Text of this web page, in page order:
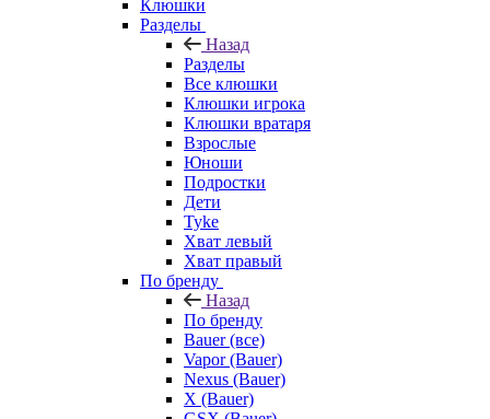
Клюшки
Разделы
Назад
Разделы
Все клюшки
Клюшки игрока
Клюшки вратаря
Взрослые
Юноши
Подростки
Дети
Tyke
Хват левый
Хват правый
По бренду
Назад
По бренду
Bauer (все)
Vapor (Bauer)
Nexus (Bauer)
X (Bauer)